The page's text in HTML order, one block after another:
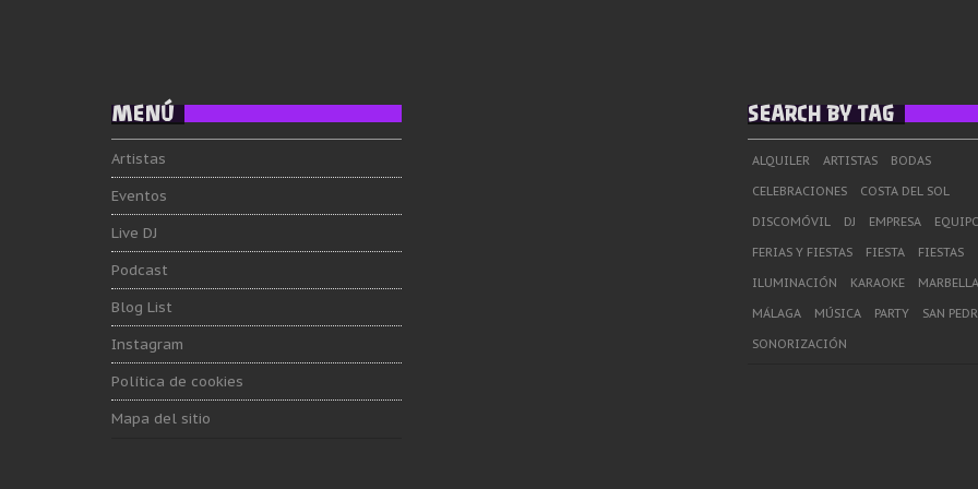
MENÚ
Artistas
Eventos
Live DJ
Podcast
Blog List
Instagram
Política de cookies
Mapa del sitio
SEARCH BY TAG
ALQUILER ARTISTAS
BODAS
CELEBRACIONES
COSTA DEL SOL
DISCOMÓVIL
DJ EMPRESA
FERIAS Y FIESTAS
FIESTA
FIESTAS
ILUMINACIÓN
KARAOKE
MARBELLA
MÁLAGA
MÚSICA PARTY
SAN
SONORIZACIÓN